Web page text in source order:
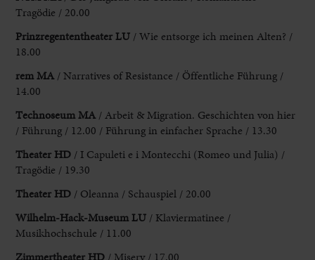
Tragödie / 20.00
Prinzregententheater LU / Wie entsorge ich meinen Alten? /
18.00
remMA / Narratives of Resistance / Öffentliche Führung /
14.00
Technoseum MA / Arbeit & Migration. Geschichten von hier
/ Führung / 12.00 / Führung in einfacher Sprache / 13.30
Theater HD / I Capuleti e i Montecchi (Romeo und Julia) /
Tragödie / 19.30
Theater HD / Oleanna / Schauspiel / 20.00
Wilhelm-Hack-Museum LU / Klaviermatinee /
Musikhochschule / 11.00